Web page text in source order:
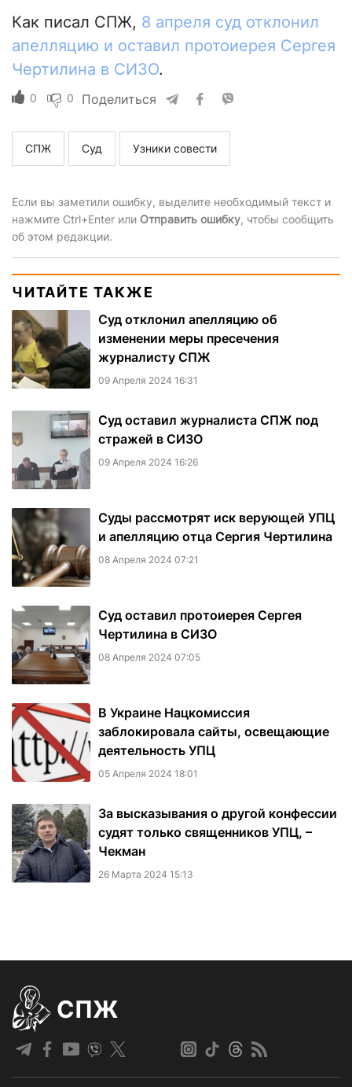
Как писал СПЖ, 8 апреля суд отклонил
апелляцию и оставил протоиерея Сергея
Чертилина в СИЗО.
0 0 Поделиться
СПЖ Суд Узники совести
Если вы заметили ошибку, выделите необходимый текст и
нажмите Ctrl+Enter или Отправить ошибку, чтобы сообщить
об этом редакции.
ЧИТАЙТЕ ТАКЖЕ
Суд отклонил апелляцию об
изменении меры пресечения
журналисту СПЖ
09 Апреля 2024 16:31
Суд оставил журналиста СПЖ под
стражей в СИЗО
09 Апреля 2024 16:26
Суды рассмотрят иск верующей УПЦ
и апелляцию отца Сергия Чертилина
08 Апреля 2024 07:21
Суд оставил протоиерея Сергея
Чертилина в СИЗО
08 Апреля 2024 07:05
В Украине Нацкомиссия
заблокировала сайты, освещающие
деятельность УПЦ
05 Апреля 2024 18:01
За высказывания о другой конфессии
судят только священников УПЦ, –
Чекман
26 Марта 2024 15:13
СПЖ